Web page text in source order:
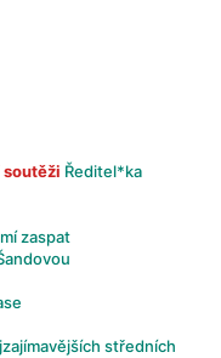
Ředitel*ka
zaspat
středních